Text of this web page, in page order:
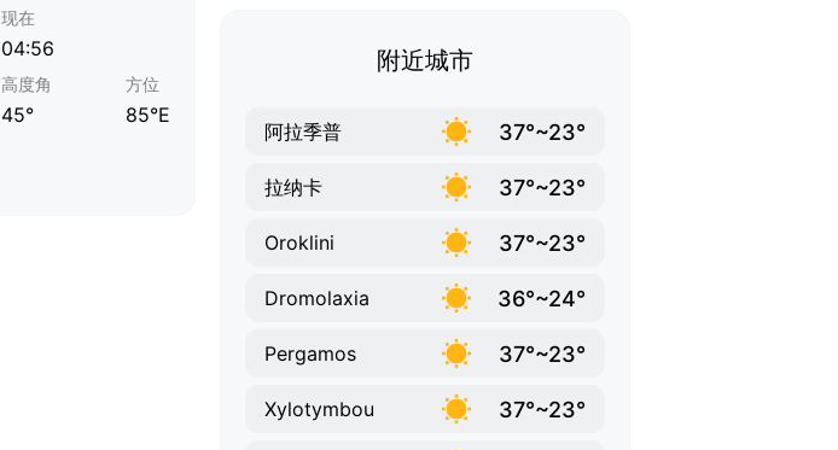
现在
04:56
高度角
45°
方位
85°E
附近城市
阿拉季普 37°~23°
拉纳卡 37°~23°
Oroklini 37°~23°
Dromolaxia 36°~24°
Pergamos 37°~23°
Xylotymbou 37°~23°